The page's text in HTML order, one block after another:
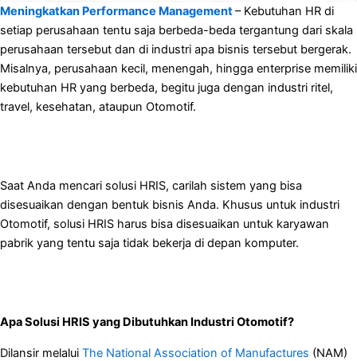
Meningkatkan Performance Management– Kebutuhan HR di
setiap perusahaan tentu saja berbeda-beda tergantung dari skala
perusahaan tersebut dan di industri apa bisnis tersebut bergerak.
Misalnya, perusahaan kecil, menengah, hingga enterprise memiliki
kebutuhan HR yang berbeda, begitu juga dengan industri ritel,
travel, kesehatan, ataupun Otomotif.
Saat Anda mencari solusi HRIS, carilah sistem yang bisa
disesuaikan dengan bentuk bisnis Anda. Khusus untuk industri
Otomotif, solusi HRIS harus bisa disesuaikan untuk karyawan
pabrik yang tentu saja tidak bekerja di depan komputer.
Apa Solusi HRIS yang Dibutuhkan Industri Otomotif?
Dilansir melalui The National Association of Manufactures (NAM)